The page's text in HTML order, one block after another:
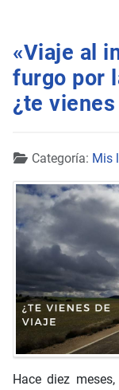
«Viaje al
furgo por
¿te
Detalles
Categoría: Mis
Hace diez